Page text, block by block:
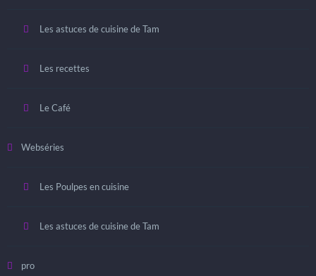
Les astuces de cuisine de Tam
Les recettes
Le Café
Webséries
Les Poulpes en cuisine
Les astuces de cuisine de Tam
pro